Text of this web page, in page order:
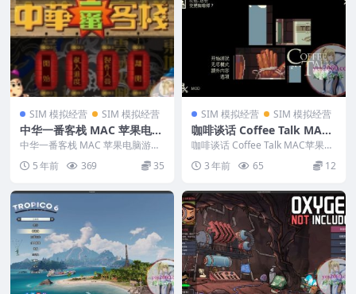
SIM 模拟经营 SIM 模拟经营
中华一番客栈 MAC 苹果电脑
游戏 繁体中文版 支援10.13 1
0.14 10.15 11 12 适用于APP
LE CPU
中华一番客栈 MAC 苹果电脑游戏
繁体中文版 支援10.13 10.14 10...
5 年前 369 35
SIM 模拟经营 SIM 模拟经营
咖啡谈话 Coffee Talk MAC
苹果电脑游戏 原生中文版 支
持11 12 13 14
咖啡谈话 Coffee Talk MAC苹果电
脑游戏 原生中文版 支持11 12...
3 年前 65 12